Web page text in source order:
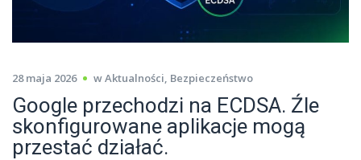
28 maja 2026 wAktualności Bezpieczeństwo
Google przechodzi na ECDSA. Źle
skonfigurowane aplikacje mogą
przestać działać.